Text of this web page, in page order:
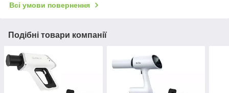
Всі умови повернення
Подібні товари компанії